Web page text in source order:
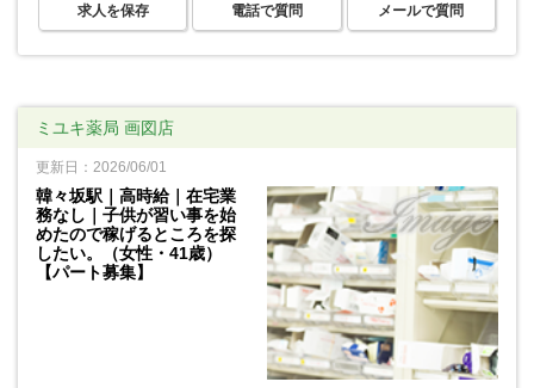
求人を保存 電話で質問 メールで質問
ミユキ薬局 画図店
更新日：2026/06/01
韓々坂駅｜高時給｜在宅業
務なし｜子供が習い事を始
めたので稼げるところを探
したい。（女性・41歳）
【パート募集】